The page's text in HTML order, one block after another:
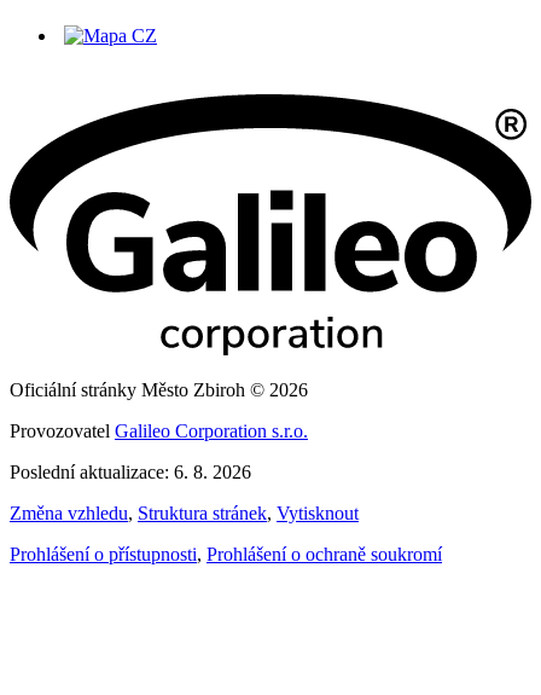
Oficiální stránky Město Zbiroh © 2026
Provozovatel Galileo Corporation s.r.o.
Poslední aktualizace: 6. 8. 2026
Změna vzhledu, Struktura stránek, Vytisknout
Prohlášení o přístupnosti, Prohlášení o ochraně soukromí